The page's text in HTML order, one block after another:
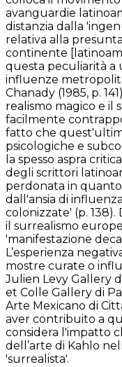
avanguardie
distanzia dalla
relativa alla
continente
questa peculiarità a
influenze
Chanady (1985, p.
realismo magico e il
facilmente
fatto che
psicologiche e
la spesso aspra
degli scrittori
perdonata in
dall'ansia di
colonizzate' (p. 138).
il surrealismo
'manifestazione
L’esperienza
mostre curate o
Julien Levy Gallery
et Colle Gallery di
Arte Mexicano di
aver contribuito a
considera l'impatto
dell’arte di Kahlo
'surrealista'.